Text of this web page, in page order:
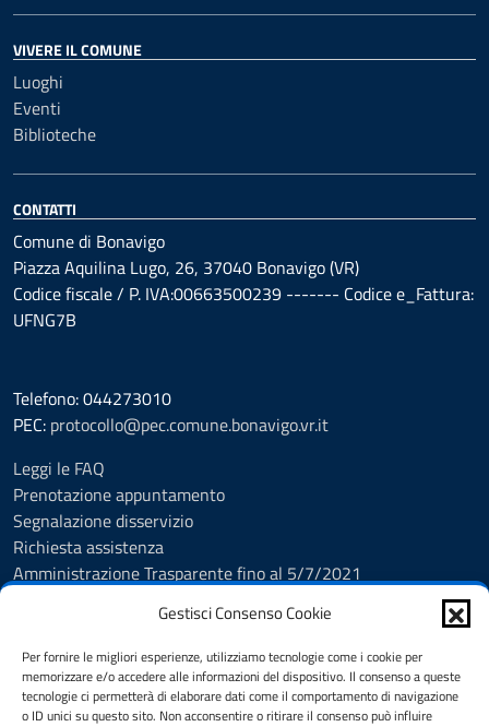
Gestisci Consenso Cookie
Per fornire le migliori esperienze, utilizziamo tecnologie come i cookie per
memorizzare e/o accedere alle informazioni del dispositivo. Il consenso a queste
tecnologie ci permetterà di elaborare dati come il comportamento di navigazione
o ID unici su questo sito. Non acconsentire o ritirare il consenso può influire
VIVERE IL COMUNE
Luoghi
Eventi
Biblioteche
CONTATTI
Comune di Bonavigo
Piazza Aquilina Lugo, 26, 37040 Bonavigo (VR)
Codice fiscale / P. IVA:00663500239 ------- Codice e_Fattura:
UFNG7B
Telefono: 044273010
PEC: protocollo@pec.comune.bonavigo.vr.it
Leggi le FAQ
Prenotazione appuntamento
Segnalazione disservizio
Richiesta assistenza
Amministrazione Trasparente fino al 5/7/2021
Cookie Policy
Informativa privacy
Dichiarazione di accessibilità